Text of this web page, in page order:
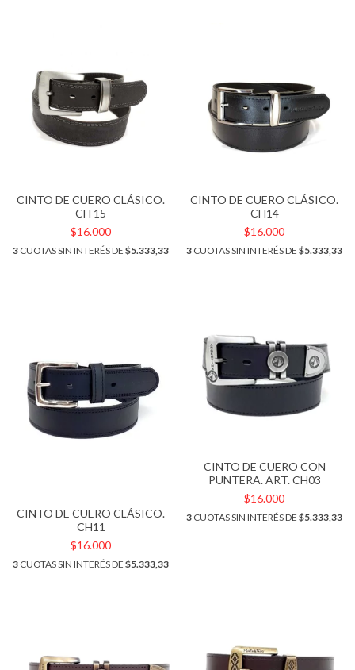
CINTO DE CUERO CLÁSICO.
CH 15
$16.000
3 CUOTAS SIN INTERÉS DE $5.333,33
CINTO DE CUERO CLÁSICO.
CH14
$16.000
3 CUOTAS SIN INTERÉS DE $5.333,33
CINTO DE CUERO CLÁSICO.
CH11
$16.000
3 CUOTAS SIN INTERÉS DE $5.333,33
CINTO DE CUERO CON
PUNTERA. ART. CH03
$16.000
3 CUOTAS SIN INTERÉS DE $5.333,33